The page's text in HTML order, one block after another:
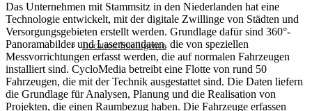
Location Intelligence
Das Unternehmen mit Stammsitz in den Niederlanden hat eine
Technologie entwickelt, mit der digitale Zwillinge von Städten und
Versorgungsgebieten erstellt werden. Grundlage dafür sind 360°-
Panoramabilder und Laserscandaten, die von speziellen
Messvorrichtungen erfasst werden, die auf normalen Fahrzeugen
installiert sind. CycloMedia betreibt eine Flotte von rund 50
Fahrzeugen, die mit der Technik ausgestattet sind. Die Daten liefern
die Grundlage für Analysen, Planung und die Realisation von
Projekten, die einen Raumbezug haben. Die Fahrzeuge erfassen